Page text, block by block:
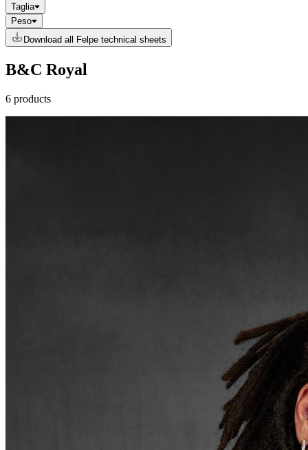
Taglia
Peso
Download all Felpe technical sheets
B&C Royal
6 products